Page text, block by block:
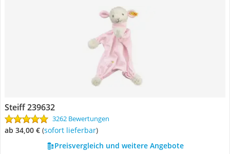
Steiff 239632
3262 Bewertungen
ab 34,00 € ( Sofort lieferbar)
Preisvergleich und weitere Angebote